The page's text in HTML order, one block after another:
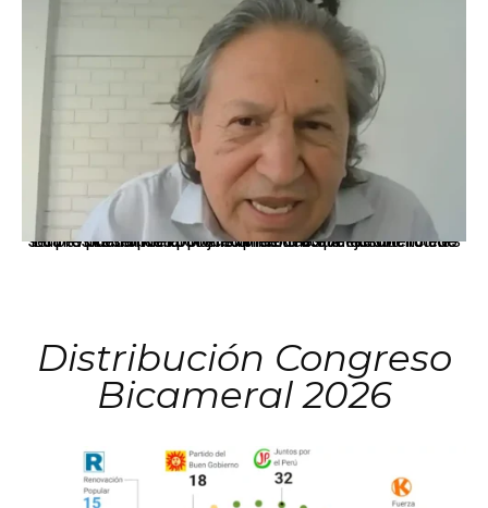
La presidenta Keiko Fujimori informó que la solicitud de indulto presentada por el expresidente Alejandro Toledo será evaluada por la Comisión de Gracias Presidenciales conforme al procedimiento establecido.
Distribución Congreso
Bicameral 2026